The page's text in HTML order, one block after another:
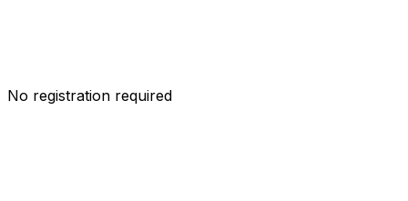
No registration required